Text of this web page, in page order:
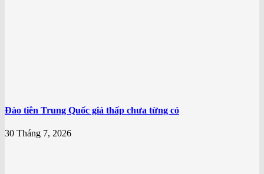
Đào tiên Trung Quốc giá thấp chưa từng có
30 Tháng 7, 2026